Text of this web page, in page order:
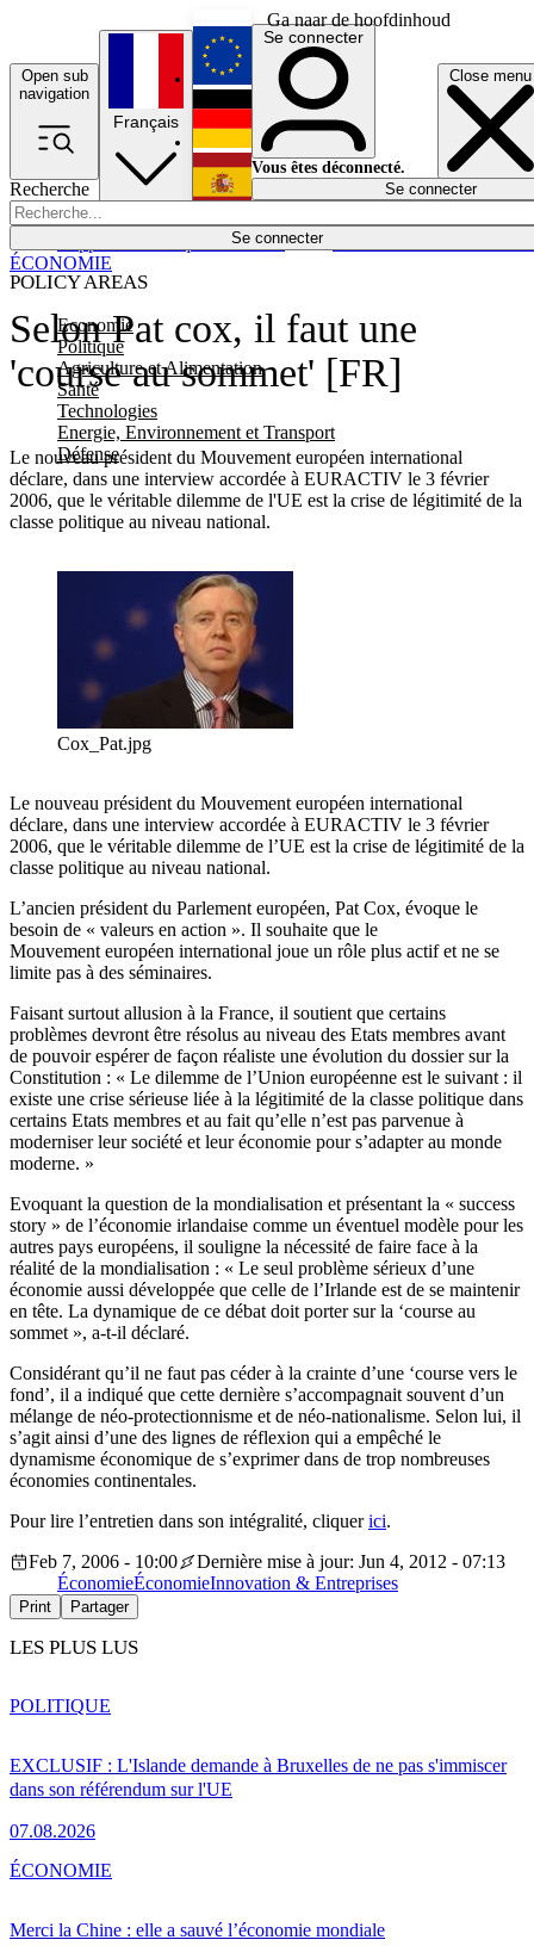
Ga naar de hoofdinhoud
Open sub
navigation
Close menu
Recherche
Se connecter
POLICY AREAS
Economie
Politique
Agriculture et Alimentation
Santé
Technologies
Energie, Environnement et Transport
Défense
Économie
Français
English
Deutsch
Español
Se connecter
Vous êtes déconnecté.
Se connecter
Selon Pat cox, il faut une
'course au sommet' [FR]
Le nouveau président du Mouvement européen international
déclare, dans une interview accordée à EURACTIV le 3 février
2006, que le véritable dilemme de l'UE est la crise de légitimité de la
classe politique au niveau national.
ÉCONOMIE
Cox_Pat.jpg
Le nouveau président du Mouvement européen international
déclare, dans une interview accordée à EURACTIV le 3 février
2006, que le véritable dilemme de l’UE est la crise de légitimité de la
classe politique au niveau national.
L’ancien président du Parlement européen, Pat Cox, évoque le
besoin de « valeurs en action ». Il souhaite que le
Mouvement européen international joue un rôle plus actif et ne se
limite pas à des séminaires.
Faisant surtout allusion à la France, il soutient que certains
problèmes devront être résolus au niveau des Etats membres avant
de pouvoir espérer de façon réaliste une évolution du dossier sur la
Constitution : « Le dilemme de l’Union européenne est le suivant : il
existe une crise sérieuse liée à la légitimité de la classe politique dans
certains Etats membres et au fait qu’elle n’est pas parvenue à
moderniser leur société et leur économie pour s’adapter au monde
moderne. »
Evoquant la question de la mondialisation et présentant la « success
story » de l’économie irlandaise comme un éventuel modèle pour les
autres pays européens, il souligne la nécessité de faire face à la
réalité de la mondialisation : « Le seul problème sérieux d’une
économie aussi développée que celle de l’Irlande est de se maintenir
en tête. La dynamique de ce débat doit porter sur la ‘course au
sommet », a-t-il déclaré.
Considérant qu’il ne faut pas céder à la crainte d’une ‘course vers le
fond’, il a indiqué que cette dernière s’accompagnait souvent d’un
mélange de néo-protectionnisme et de néo-nationalisme. Selon lui, il
s’agit ainsi d’une des lignes de réflexion qui a empêché le
dynamisme économique de s’exprimer dans de trop nombreuses
économies continentales.
Pour lire l’entretien dans son intégralité, cliquerici.
Feb 7, 2006 - 10:00
Dernière mise à jour: Jun 4, 2012 - 07:13
ÉconomieÉconomieInnovation & Entreprises
Print Partager
LES PLUS LUS
EXCLUSIF : L'Islande demande à Bruxelles de ne pas s'immiscer
dans son référendum sur l'UE
07.08.2026
POLITIQUE
Merci la Chine : elle a sauvé l’économie mondiale
ÉCONOMIE